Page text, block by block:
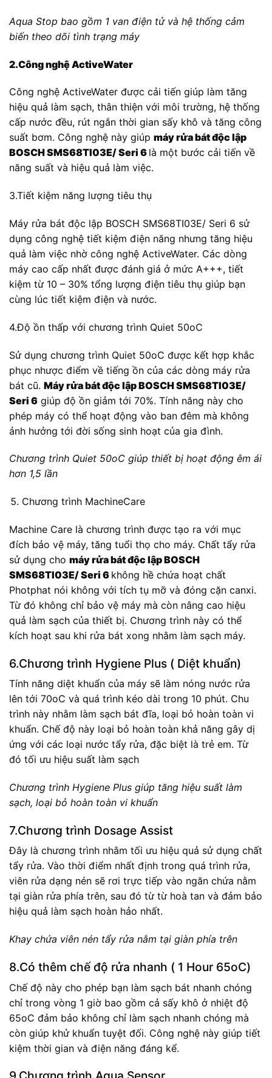
Aqua Stop bao gồm 1 van điện tử và hệ thống cảm
biến theo dõi tình trạng máy
2.Công nghệ ActiveWater
Công nghệ ActiveWater được cải tiến giúp làm tăng
hiệu quả làm sạch, thân thiện với môi trường, hệ thống
cấp nước đều, rút ngắn thời gian sấy khô và tăng công
suất bơm. Công nghệ này giúp máy rửa bát độc lập
BOSCH SMS68TI03E/ Seri 6 là một bước cải tiến về
năng suất và hiệu quả làm việc.
3.Tiết kiệm năng lượng tiêu thụ
Máy rửa bát độc lập BOSCH SMS68TI03E/ Seri 6 sử
dụng công nghệ tiết kiệm điện năng nhưng tăng hiệu
quả làm việc nhờ công nghệ ActiveWater. Các dòng
máy cao cấp nhất được đánh giá ở mức A+++, tiết
kiệm từ 10 – 30% tổng lượng điện tiêu thụ giúp bạn
cùng lúc tiết kiệm điện và nước.
4.Độ ồn thấp với chương trình Quiet 50oC
Sử dụng chương trình Quiet 50oC được kết hợp khắc
phục nhược điểm về tiếng ồn của các dòng máy rửa
bát cũ. Máy rửa bát độc lập BOSCH SMS68TI03E/
Seri 6 giúp độ ồn giảm tới 70%. Tính năng này cho
phép máy có thể hoạt động vào ban đêm mà không
ảnh hưởng tới đời sống sinh hoạt của gia đình.
Chương trình Quiet 50oC giúp thiết bị hoạt động êm ái
hơn 1,5 lần
Chương trình MachineCare
Machine Care là chương trình được tạo ra với mục
đích bảo vệ máy, tăng tuổi thọ cho máy. Chất tẩy rửa
sử dụng cho máy rửa bát độc lập BOSCH
SMS68TI03E/ Seri 6 không hề chứa hoạt chất
Photphat nói không với tích tụ mỡ và đóng cặn canxi.
Từ đó không chỉ bảo vệ máy mà còn nâng cao hiệu
quả làm sạch của thiết bị. Chương trình này có thể
kích hoạt sau khi rửa bát xong nhằm làm sạch máy.
6.Chương trình Hygiene Plus ( Diệt khuẩn)
Tính năng diệt khuẩn của máy sẽ làm nóng nước rửa
lên tới 70oC và quá trình kéo dài trong 10 phút. Chu
trình này nhằm làm sạch bát đĩa, loại bỏ hoàn toàn vi
khuẩn. Chế độ này loại bỏ hoàn toàn khả năng gây dị
ứng với các loại nước tẩy rửa, đặc biệt là trẻ em. Từ
đó tối ưu hiệu suất làm sạch
Chương trình Hygiene Plus giúp tăng hiệu suất làm
sạch, loại bỏ hoàn toàn vi khuẩn
7.Chương trình Dosage Assist
Đây là chương trình nhằm tối ưu hiệu quả sử dụng chất
tẩy rửa. Vào thời điểm nhất định trong quá trình rửa,
viên rửa dạng nén sẽ rơi trực tiếp vào ngăn chứa nằm
tại giàn rửa phía trên, sau đó từ từ hoà tan và đảm bảo
hiệu quả làm sạch hoàn hảo nhất.
Khay chứa viên nén tẩy rửa nằm tại giàn phía trên
8.Có thêm chế độ rửa nhanh ( 1 Hour 65oC)
Chế độ này cho phép bạn làm sạch bát nhanh chóng
chỉ trong vòng 1 giờ bao gồm cả sấy khô ở nhiệt độ
65oC đảm bảo không chỉ làm sạch nhanh chóng mà
còn giúp khử khuẩn tuyệt đối. Công nghệ này giúp tiết
kiệm thời gian và điện năng đáng kể.